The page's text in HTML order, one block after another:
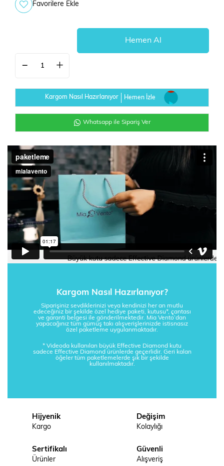
Favorilere Ekle
Kargom Nasıl Hazırlanıyor Hemen İzle
Whatsapp ile Sipariş Ver
Kargom Nasıl Hazırlanıyor?
Siparişiniz sevdiklerinizi veya kendinizi her an mutlu
edeceğiniz bir şekilde özel hediye paketi, kutusu*, çantası
ve garanti belgesi ile gönderilmektedir. Mia Vento’dan
yapacağınız tüm gümüş takı alışverişlerinizde istisnasız
özel paketleme uygulanmaktadır.
* Videoda kullanılan büyük Effective Diamond kutu
sadece Effective Diamond ürünlerde geçerlidir. Geri kalan
öğeler tüm paketlemelerde şık bir şekilde
kullanılmaktadır.
Hijyenik
Kargo
Değişim
Kolaylığı
Sertifikalı
Ürünler
Güvenli
Alışveriş